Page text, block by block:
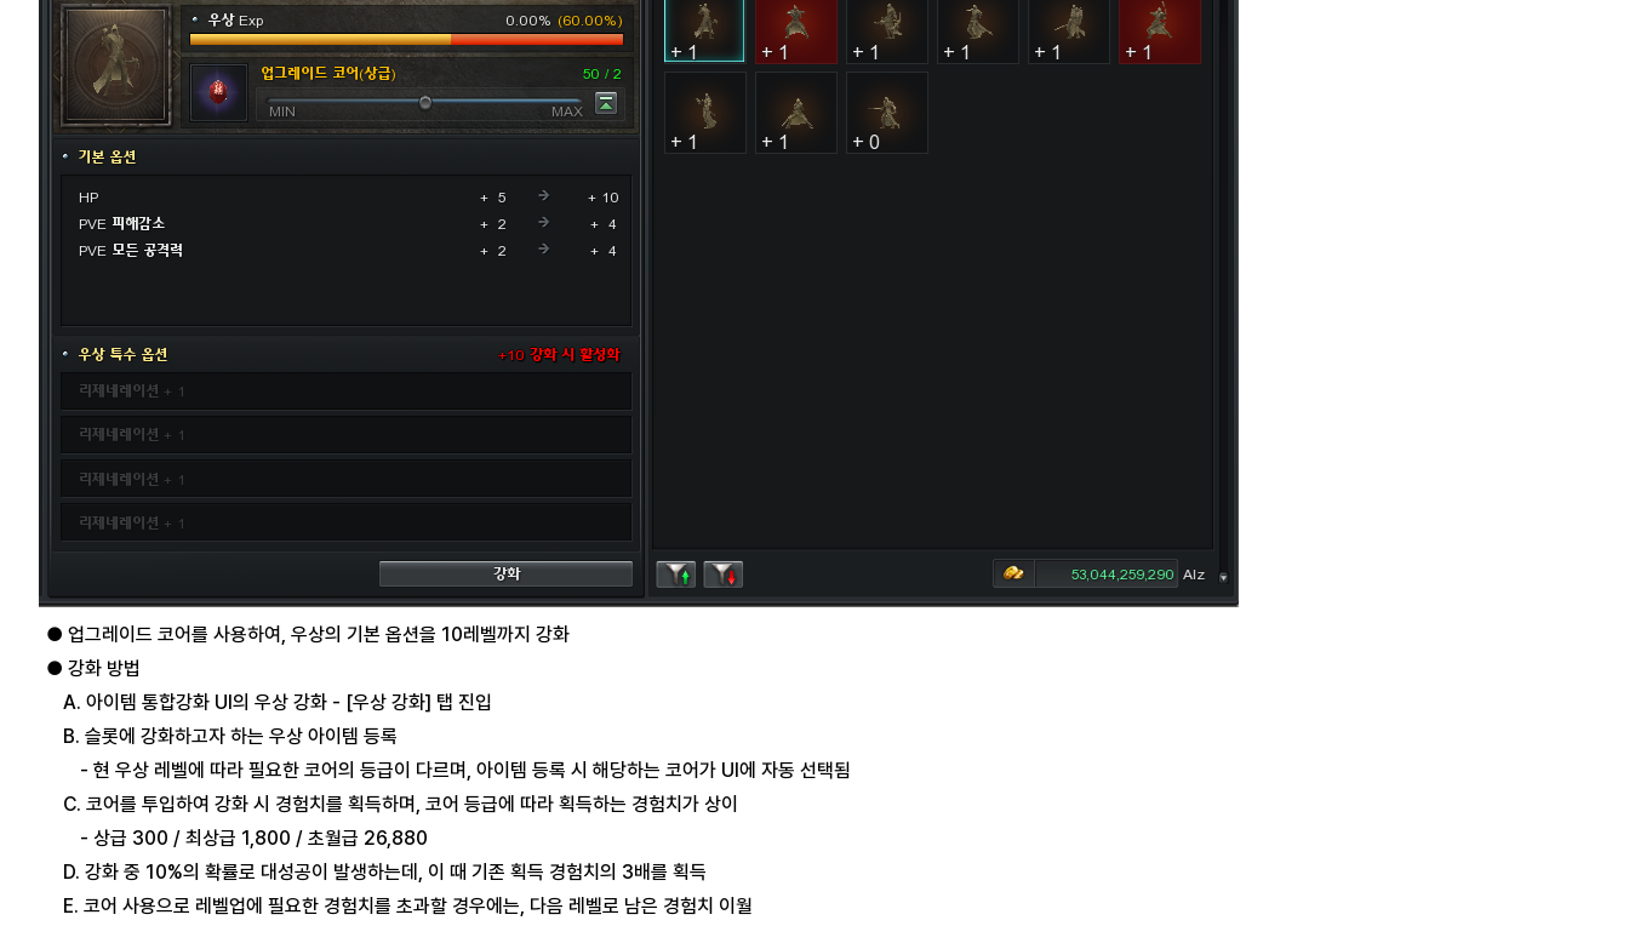
● 업그레이드 코어를 사용하여, 우상의 기본 옵션을 10레벨까지 강화
● 강화 방법
A. 아이템 통합강화 UI의 우상 강화 - [우상 강화] 탭 진입
B. 슬롯에 강화하고자 하는 우상 아이템 등록
- 현 우상 레벨에 따라 필요한 코어의 등급이 다르며, 아이템 등록 시 해당하는 코어가 UI에 자동 선택됨
C. 코어를 투입하여 강화 시 경험치를 획득하며, 코어 등급에 따라 획득하는 경험치가 상이
- 상급 300 / 최상급 1,800 / 초월급 26,880
D. 강화 중 10%의 확률로 대성공이 발생하는데, 이 때 기존 획득 경험치의 3배를 획득
E. 코어 사용으로 레벨업에 필요한 경험치를 초과할 경우에는, 다음 레벨로 남은 경험치 이월